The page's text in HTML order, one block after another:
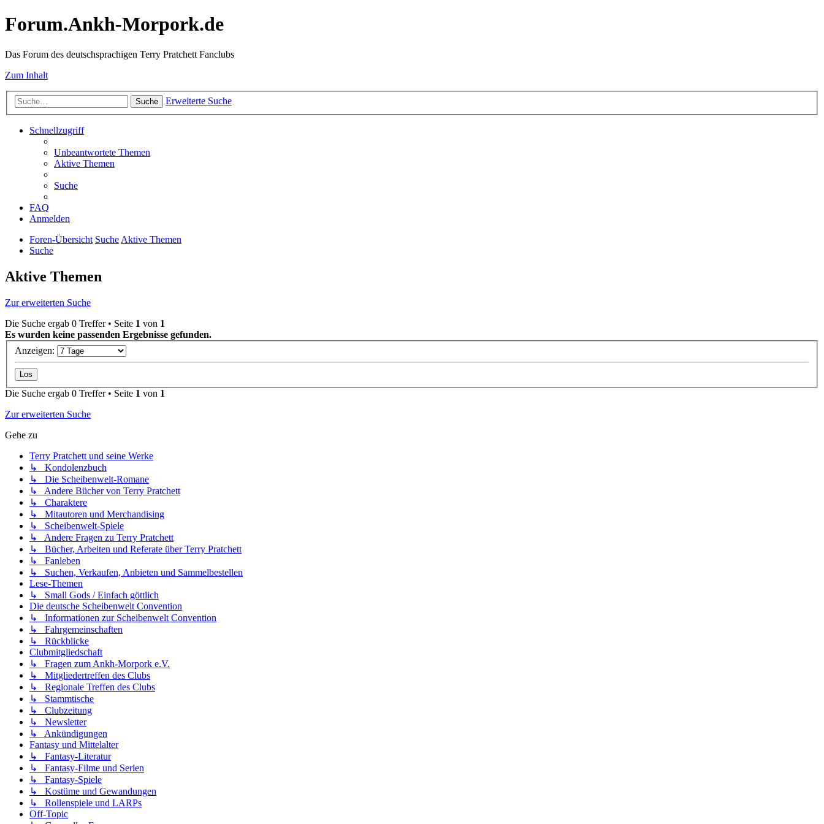
Forum.Ankh-Morpork.de
Das Forum des deutschsprachigen Terry Pratchett Fanclubs
Zum Inhalt
Suche Erweiterte Suche
Schnellzugriff
Unbeantwortete Themen
Aktive Themen
Suche
FAQ
Anmelden
Foren-Übersicht SucheAktive Themen
Suche
Aktive Themen
Zur erweiterten Suche
Die Suche ergab 0 Treffer • Seite 1 von 1
Es wurden keine passenden Ergebnisse gefunden.
Anzeigen:
Die Suche ergab 0 Treffer • Seite 1 von 1
Zur erweiterten Suche
Gehe zu
Terry Pratchett und seine Werke
↳ Kondolenzbuch
↳ Die Scheibenwelt-Romane
↳ Andere Bücher von Terry Pratchett
↳ Charaktere
↳ Mitautoren und Merchandising
↳ Scheibenwelt-Spiele
↳ Andere Fragen zu Terry Pratchett
↳ Bücher, Arbeiten und Referate über Terry Pratchett
↳ Fanleben
↳ Suchen, Verkaufen, Anbieten und Sammelbestellen
Lese-Themen
↳ Small Gods / Einfach göttlich
Die deutsche Scheibenwelt Convention
↳ Informationen zur Scheibenwelt Convention
↳ Fahrgemeinschaften
↳ Rückblicke
Clubmitgliedschaft
↳ Fragen zum Ankh-Morpork e.V.
↳ Mitgliedertreffen des Clubs
↳ Regionale Treffen des Clubs
↳ Stammtische
↳ Clubzeitung
↳ Newsletter
↳ Ankündigungen
Fantasy und Mittelalter
↳ Fantasy-Literatur
↳ Fantasy-Filme und Serien
↳ Fantasy-Spiele
↳ Kostüme und Gewandungen
↳ Rollenspiele und LARPs
Off-Topic